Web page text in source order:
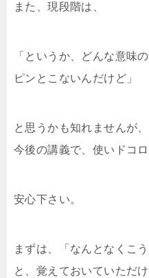
また、現段階は、
「というか、どんな意味
ピンとこないんだけど」
と思うかも知れませんが、
今後の講義で、使いドコ
安心下さい。
まずは、「なんとなくこ
と、覚えておいていただ